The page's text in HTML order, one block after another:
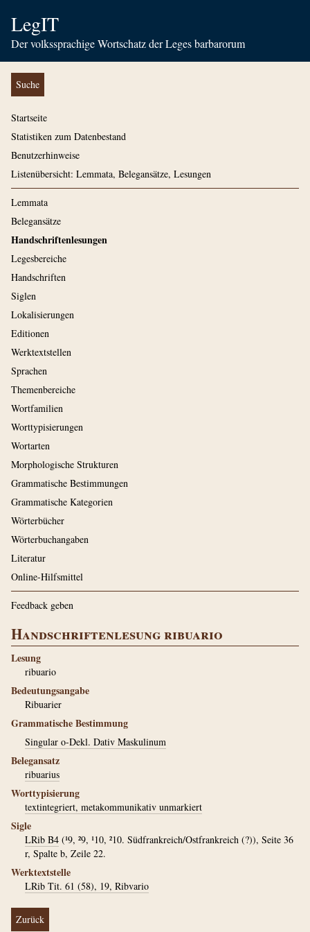
LegIT
Der volkssprachige Wortschatz der Leges barbarorum
Suche
Startseite
Statistiken zum Datenbestand
Benutzerhinweise
Listenübersicht: Lemmata, Belegansätze, Lesungen
Lemmata
Belegansätze
Handschriftenlesungen
Legesbereiche
Handschriften
Siglen
Lokalisierungen
Editionen
Werktextstellen
Sprachen
Themenbereiche
Wortfamilien
Worttypisierungen
Wortarten
Morphologische Strukturen
Grammatische Bestimmungen
Grammatische Kategorien
Wörterbücher
Wörterbuchangaben
Literatur
Online-Hilfsmittel
Feedback geben
Handschriftenlesung ribuario
Lesung
ribuario
Bedeutungsangabe
Ribuarier
Grammatische Bestimmung
Singular o-Dekl. Dativ Maskulinum
Belegansatz
ribuarius
Worttypisierung
textintegriert, metakommunikativ unmarkiert
Sigle
LRib B4 (¹9, ²9, ¹10, ²10. Südfrankreich/Ostfrankreich (?)), Seite 36
r, Spalte b, Zeile 22.
Werktextstelle
LRib Tit. 61 (58), 19, Ribvario
Zurück